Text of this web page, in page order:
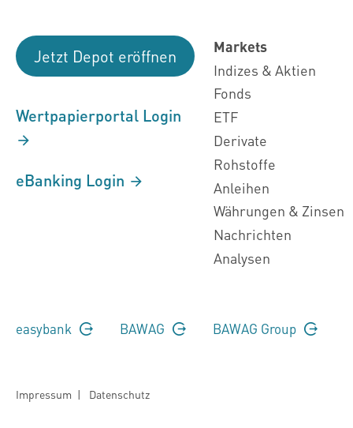
Jetzt Depot eröffnen
Wertpapierportal Login
eBanking Login
Markets
Indizes & Aktien
Fonds
ETF
Derivate
Rohstoffe
Anleihen
Währungen & Zinsen
Nachrichten
Analysen
easybank BAWAG BAWAG Group
Impressum | Datenschutz